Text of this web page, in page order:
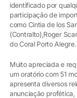
identificado por
participação de
como Cintia de los
(Contralto),Roger
do Coral Porto Alegre.
Muito apreciada e
um oratório com 51
apresenta diversos
anunciação profética,